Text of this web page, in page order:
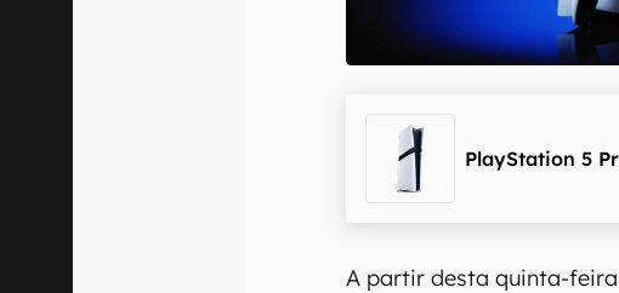
PlayStation 5
A partir desta quinta-